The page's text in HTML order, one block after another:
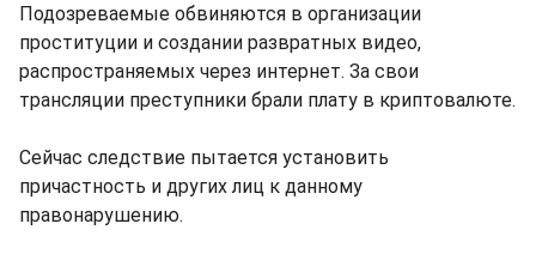
Подозреваемые обвиняются в организации
проституции и создании развратных видео,
распространяемых через интернет. За свои
трансляции преступники брали плату в криптовалюте.
Сейчас следствие пытается установить
причастность и других лиц к данному
правонарушению.